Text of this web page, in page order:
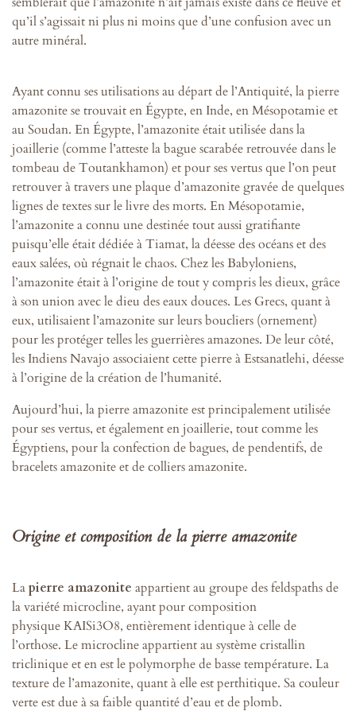
qu’il s’agissait ni plus ni moins que d’une confusion avec un
autre minéral.
Ayant connu ses utilisations au départ de l’Antiquité, la pierre
amazonite se trouvait en Égypte, en Inde, en Mésopotamie et
au Soudan. En Égypte, l’amazonite était utilisée dans la
joaillerie (comme l’atteste la bague scarabée retrouvée dans le
tombeau de Toutankhamon) et pour ses vertus que l’on peut
retrouver à travers une plaque d’amazonite gravée de quelques
lignes de textes sur le livre des morts. En Mésopotamie,
l’amazonite a connu une destinée tout aussi gratifiante
puisqu’elle était dédiée à Tiamat, la déesse des océans et des
eaux salées, où régnait le chaos. Chez les Babyloniens,
l’amazonite était à l’origine de tout y compris les dieux, grâce
à son union avec le dieu des eaux douces. Les Grecs, quant à
eux, utilisaient l’amazonite sur leurs boucliers (ornement)
pour les protéger telles les guerrières amazones. De leur côté,
les Indiens Navajo associaient cette pierre à Estsanatlehi, déesse
à l’origine de la création de l’humanité.
Aujourd’hui, la pierre amazonite est principalement utilisée
pour ses vertus, et également en joaillerie, tout comme les
Égyptiens, pour la confection de bagues, de pendentifs, de
bracelets amazonite et de colliers amazonite.
Origine et composition de la pierre amazonite
Lapierre amazonite appartient au groupe des feldspaths de
la variété microcline, ayant pour composition
physique KAISi3O8, entièrement identique à celle de
l’orthose. Le microcline appartient au système cristallin
triclinique et en est le polymorphe de basse température. La
texture de l’amazonite, quant à elle est perthitique. Sa couleur
verte est due à sa faible quantité d’eau et de plomb.